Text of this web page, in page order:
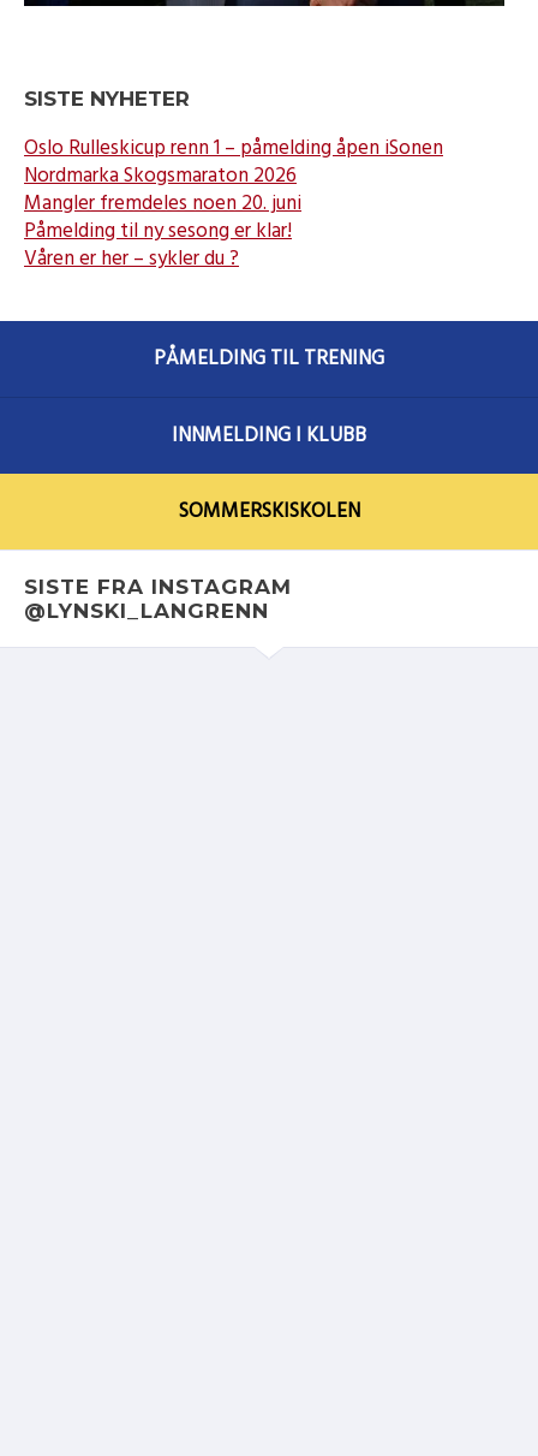
SISTE NYHETER
Oslo Rulleskicup renn 1 – påmelding åpen iSonen
Nordmarka Skogsmaraton 2026
Mangler fremdeles noen 20. juni
Påmelding til ny sesong er klar!
Våren er her – sykler du ?
PÅMELDING TIL TRENING
INNMELDING I KLUBB
SOMMERSKISKOLEN
SISTE FRA INSTAGRAM
@LYNSKI_LANGRENN